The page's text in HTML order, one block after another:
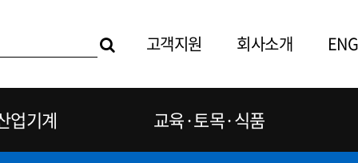
고객지원 회사소개 ENG
업기계 교육·토목·식품